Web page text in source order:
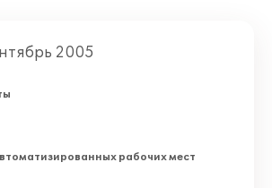
2005
рабочих мест